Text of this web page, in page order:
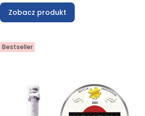
Zobacz produkt
Bestseller